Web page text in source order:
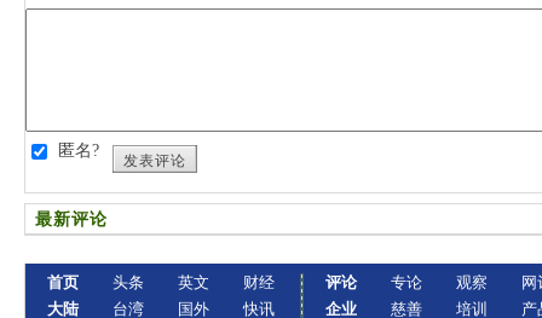
匿名?
发表评论
最新评论
首页
大陆
头条
台湾
英文
国外
财经
快讯
评论
企业
专论
慈善
观察
培训
网
产